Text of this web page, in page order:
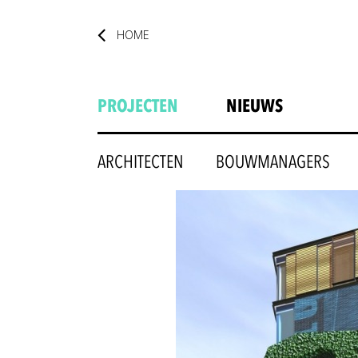
HOME
PROJECTEN NIEUWS
ARCHITECTEN BOUWMANAGERS